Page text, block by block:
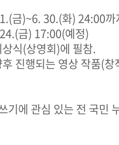
금)~6. 30.(화) 24:00까
금) 17:00(예정)
식(상영회)에 필참.
진행되는 영상 작품(창
에 관심 있는 전 국민